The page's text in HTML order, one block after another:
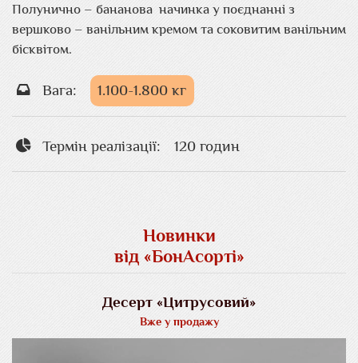
Полунично – бананова начинка у поєднанні з
вершково – ванільним кремом та соковитим ванільним
бісквітом.
Вага: 1.100-1.800 кг
Термін реалізації: 120 годин
Новинки
від «БонАсорті»
Десерт «Цитрусовий»
Вже у продажу